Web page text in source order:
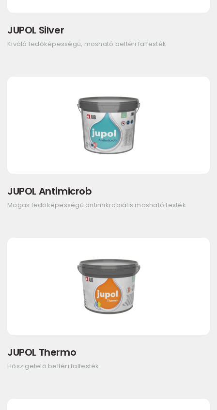
JUPOL Silver
Kiváló fedőképességű, mosható beltéri falfesték
JUPOL Antimicrob
Magas fedőképességű antimikrobiális mosható festék
JUPOL Thermo
Hőszigetelő beltéri falfesték